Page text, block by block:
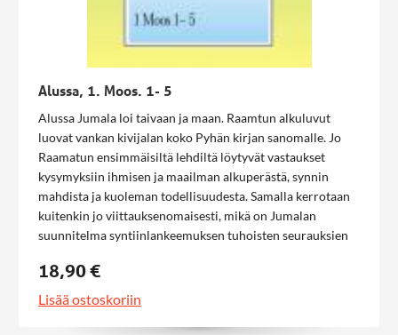
Alussa, 1. Moos. 1- 5
Alussa Jumala loi taivaan ja maan. Raamtun alkuluvut
luovat vankan kivijalan koko Pyhän kirjan sanomalle. Jo
Raamatun ensimmäisiltä lehdiltä löytyvät vastaukset
kysymyksiin ihmisen ja maailman alkuperästä, synnin
mahdista ja kuoleman todellisuudesta. Samalla kerrotaan
kuitenkin jo viittauksenomaisesti, mikä on Jumalan
suunnitelma syntiinlankeemuksen tuhoisten seurauksien
18,90 €
Lisää ostoskoriin